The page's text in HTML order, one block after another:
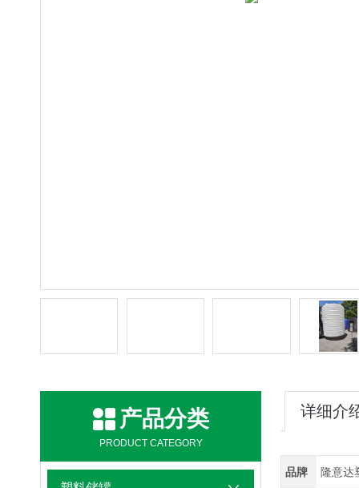
产品分类
PRODUCT CATEGORY
详细介
品牌 隆意达